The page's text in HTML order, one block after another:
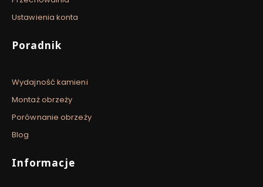
Ustawienia konta
Poradnik
Wydajność kamieni
Montaż obrzeży
Porównanie obrzeży
Blog
Informacje